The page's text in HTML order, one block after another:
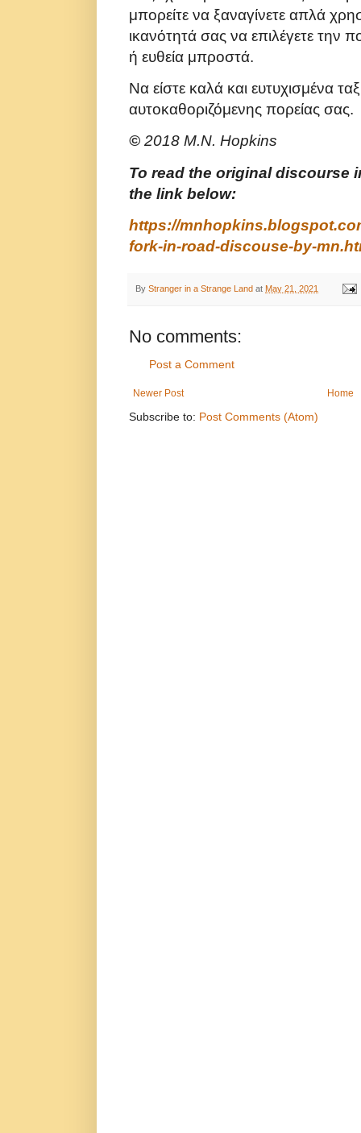
μπορείτε να ξαναγίνετε απλά
ικανότητά σας να επιλέγετε την
ή ευθεία μπροστά.
Να είστε καλά και ευτυχισμένα
αυτοκαθοριζόμενης πορείας σας.
© 2018 M.N. Hopkins
To read the original discourse
the link below:
https://
fork-in-road-discouse-by-
By Stranger in a Strange Land at May 21, 2021
No comments:
Post a Comment
Newer Post Home
Subscribe to: Post Comments (Atom)